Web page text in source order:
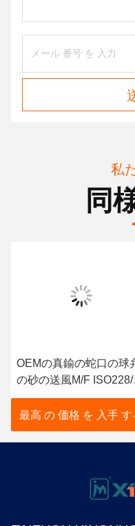
私
同
OEMの真鍮の蛇口の球
の砂の送風M/F ISO228/
は通った
最高 の 価格 を 入手 す